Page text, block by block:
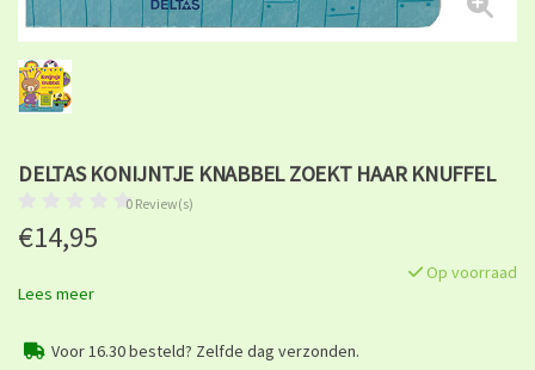
DELTAS KONIJNTJE KNABBEL ZOEKT HAAR KNUFFEL
0 Review(s)
€14,95
Op voorraad
Lees meer
Voor 16.30 besteld? Zelfde dag verzonden.